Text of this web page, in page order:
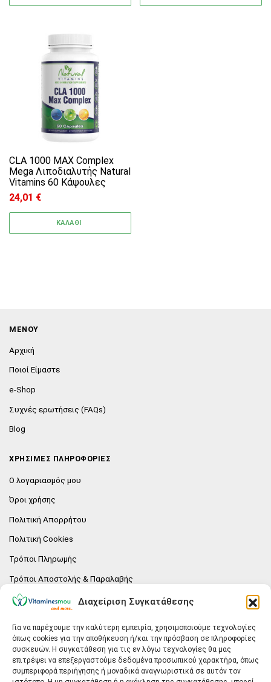
Διαχείριση Συγκατάθεσης
Για να παρέχουμε την καλύτερη εμπειρία, χρησιμοποιούμε τεχνολογίες
όπως cookies για την αποθήκευση ή/και την πρόσβαση σε πληροφορίες
συσκευών. Η συγκατάθεση για τις εν λόγω τεχνολογίες θα μας
επιτρέψει να επεξεργαστούμε δεδομένα προσωπικού χαρακτήρα, όπως
συμπεριφορά περιήγησης ή μοναδικά αναγνωριστικά σε αυτόν τον
CLA 1000 MAX Complex
Mega Λιποδιαλυτής Natural
Vitamins 60 Κάψουλες
24,01 €
ΚΑΛΑΘΙ
ΜΕΝΟΥ
Αρχική
Ποιοί Είμαστε
e-Shop
Συχνές ερωτήσεις (FAQs)
Blog
ΧΡΗΣΙΜΕΣ ΠΛΗΡΟΦΟΡΙΕΣ
Ο λογαριασμός μου
Όροι χρήσης
Πολιτική Απορρήτου
Πολιτική Cookies
Τρόποι Πληρωμής
Τρόποι Αποστολής & Παραλαβής
Πολιτική επιστροφών
E-SHOP
Vitaminesmou.gr.
Άγιος Δημήτριος T.K.17236